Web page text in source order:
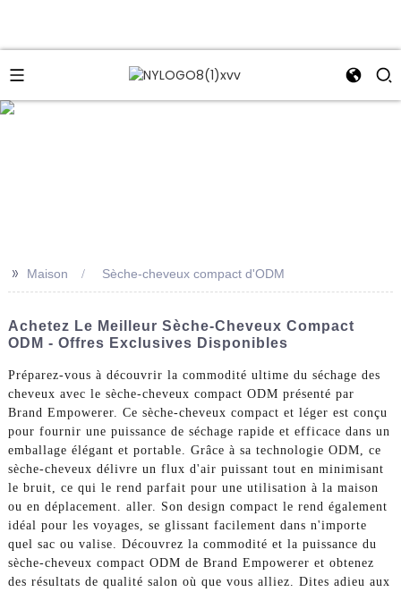
>> Maison Sèche-cheveux compact d'ODM
Achetez Le Meilleur Sèche-Cheveux Compact
ODM - Offres Exclusives Disponibles
Préparez-vous à découvrir la commodité ultime du séchage des
cheveux avec le sèche-cheveux compact ODM présenté par
Brand Empowerer. Ce sèche-cheveux compact et léger est conçu
pour fournir une puissance de séchage rapide et efficace dans un
emballage élégant et portable. Grâce à sa technologie ODM, ce
sèche-cheveux délivre un flux d'air puissant tout en minimisant
le bruit, ce qui le rend parfait pour une utilisation à la maison
ou en déplacement. aller. Son design compact le rend également
idéal pour les voyages, se glissant facilement dans n'importe
quel sac ou valise. Découvrez la commodité et la puissance du
sèche-cheveux compact ODM de Brand Empowerer et obtenez
des résultats de qualité salon où que vous alliez. Dites adieu aux